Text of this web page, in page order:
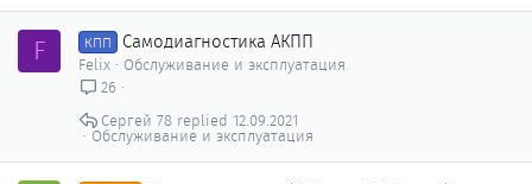
F КПП Самодиагностика АКПП
Felix
Обслуживание и эксплуатация
26
Обслуживание и эксплуатация
12.09.2021
Сергей 78